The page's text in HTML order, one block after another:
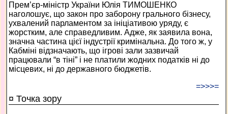
Прем’єр-міністр України Юлія ТИМОШЕНКО
наголошує, що закон про заборону грального бізнесу,
ухвалений парламентом за ініціативою уряду, є
жорстким, але справедливим. Адже, як заявила вона,
значна частина цієї індустрії кримінальна. До того ж, у
Кабміні відзначають, що ігрові зали зазвичай
працювали “в тіні” і не платили жодних податків ні до
місцевих, ні до державного бюджетів.
=>>>=
¤ Точка зору